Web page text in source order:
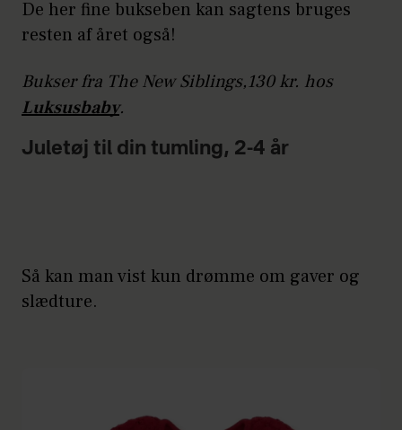
De her fine bukseben kan sagtens bruges
resten af året også!
Bukser fra The New Siblings,130 kr. hos
Luksusbaby.
Juletøj til din tumling, 2-4 år
Så kan man vist kun drømme om gaver og
slædture.